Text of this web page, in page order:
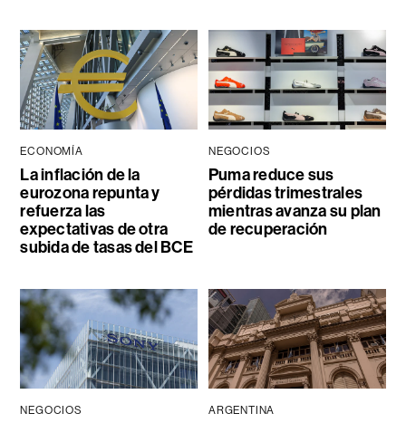
ECONOMÍA
La inflación de la
eurozona repunta y
refuerza las
expectativas de otra
subida de tasas del BCE
NEGOCIOS
Puma reduce sus
pérdidas trimestrales
mientras avanza su plan
de recuperación
NEGOCIOS ARGENTINA